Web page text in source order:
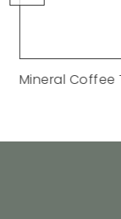
Mineral Coffee